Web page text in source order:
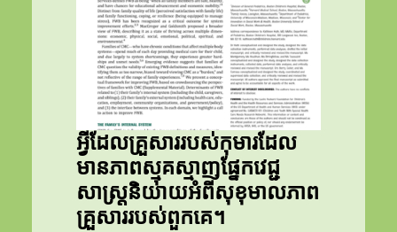
អ្វីដែលគ្រួសាររបស់កុមារដែល
មានភាពស្មុគស្មាញផ្នែកវេជ្ជ
សាស្រ្តនិយាយអំពីសុខុមាលភាព
គ្រួសាររបស់ពួកគេ។